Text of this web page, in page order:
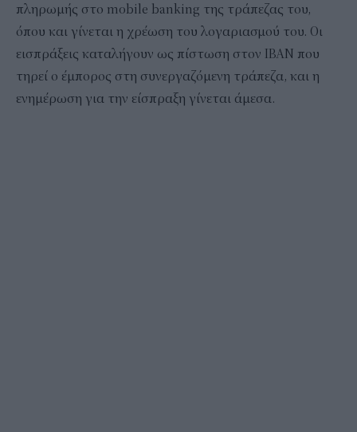
πληρωμής στο mobile banking της τράπεζας του,
όπου και γίνεται η χρέωση του λογαριασμού του. Οι
εισπράξεις καταλήγουν ως πίστωση στον ΙΒΑΝ που
τηρεί ο έμπορος στη συνεργαζόμενη τράπεζα, και η
ενημέρωση για την είσπραξη γίνεται άμεσα.